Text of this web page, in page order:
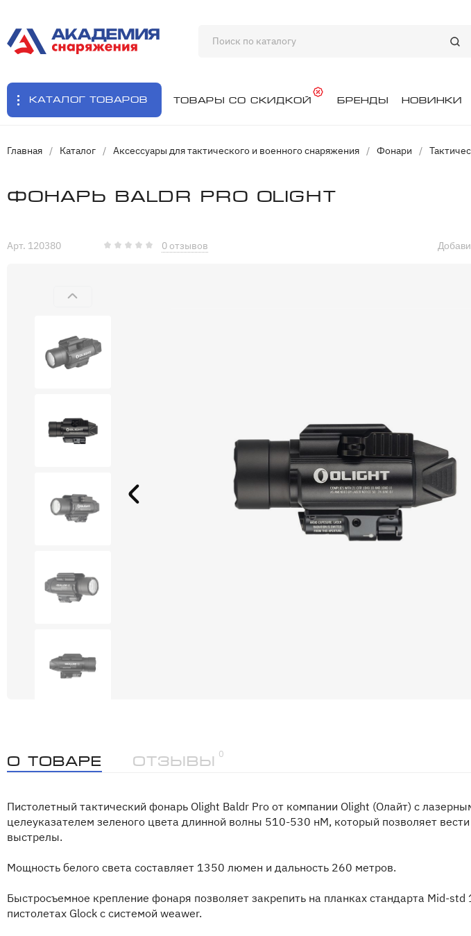
Каталог товаров Товары со скидкой Бренды Новинки
Главная / Каталог / Аксессуары для тактического и военного снаряжения / Фонари /
Фонарь Baldr Pro Olight
Арт. 120380 0 отзывов
О товаре Отзывы
0
Пистолетный тактический фонарь Olight Baldr Pro от компании Olight (Олайт) с
целеуказателем зеленого цвета длинной волны 510-530 нМ, который позволяет
выстрелы.
Мощность белого света составляет 1350 люмен и дальность 260 метров.
Быстросъемное крепление фонаря позволяет закрепить на планках стандарта Mid-std
пистолетах Glock с системой weawer.